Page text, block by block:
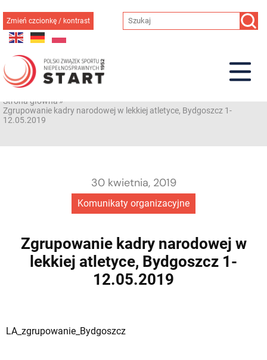
do
treści
Zmień czcionkę / kontrast
Strona główna»
Zgrupowanie kadry narodowej w lekkiej atletyce, Bydgoszcz 1-
12.05.2019
Komunikaty organizacyjne
30 kwietnia, 2019
Zgrupowanie kadry narodowej w
lekkiej atletyce, Bydgoszcz 1-
12.05.2019
LA_zgrupowanie_Bydgoszcz